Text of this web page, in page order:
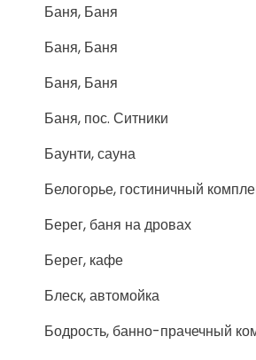
Баня, Баня
Баня, Баня
Баня, Баня
Баня, пос. Ситники
Баунти, сауна
Белогорье, гостиничный
Берег, баня на дровах
Берег, кафе
Блеск, автомойка
Бодрость, банно-прачечный